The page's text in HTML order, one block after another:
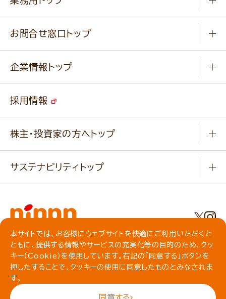
通販サイト一覧
みなさまのレシピはこちら
ふっくらパンをつくりましょう
キャンペーン
ニップンの アマニ 業務用サイト
ベジカフェブランドサイト
お問合せ窓口トップ
改善事例
業務用商品のお問合せ
企業情報トップ
事業紹介
経営理念・経営方針・行動規範・行動指針
ニップンの歴史
事業場・工場一覧
採用情報
株主・投資家の方へトップ
IR情報
IRライブラリ
株主総会・株式関連情報／社債・格付情報
よくいただくご質問
サステナビリティトップ
基本方針
社会
食育への取り組み
プライバシーポリシー
クッキーポリシー
動作環境について
サイトマップ
本サイトでは、お客様にウェブサイトを快適にご利用いただくと
ともに、提供する情報やサービスの充実化等の目的のため、クッ
キー（Cookie）を使用しています。右記の「同意する」ボタンを
押したすることで、クッキーの使用に同意したものとみなされま
す。